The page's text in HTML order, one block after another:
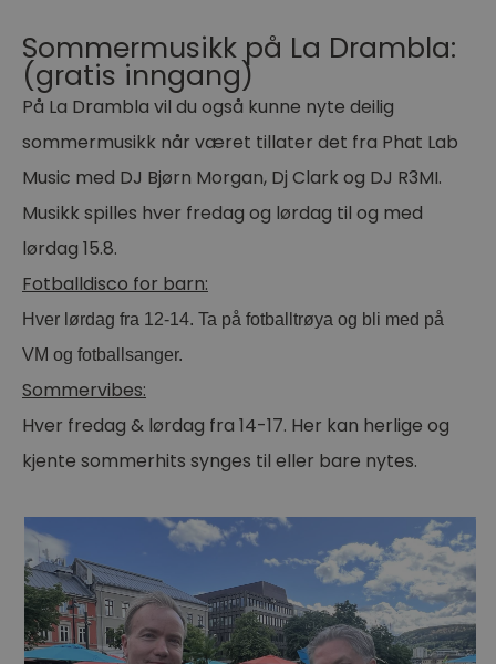
Sommermusikk på La Drambla:
(gratis inngang)
På La Drambla vil du også kunne nyte deilig
sommermusikk når været tillater det fra Phat Lab
Music med DJ Bjørn Morgan, Dj Clark og DJ R3MI.
Musikk spilles hver fredag og lørdag til og med
lørdag 15.8.
Fotballdisco for barn:
Hver lørdag fra 12-14. Ta på fotballtrøya og bli med på
VM og fotballsanger.
Sommervibes:
Hver fredag & lørdag fra 14-17. Her kan herlige og
kjente sommerhits synges til eller bare nytes.